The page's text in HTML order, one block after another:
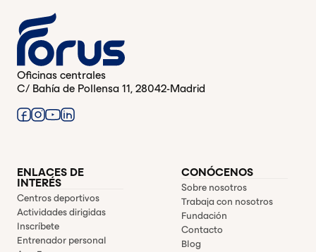
Oficinas centrales
C/ Bahía de Pollensa 11, 28042-Madrid
ENLACES DE
INTERÉS
Centros deportivos
Actividades dirigidas
Inscríbete
Entrenador personal
CONÓCENOS
Sobre nosotros
Trabaja con nosotros
Fundación
Contacto
Blog